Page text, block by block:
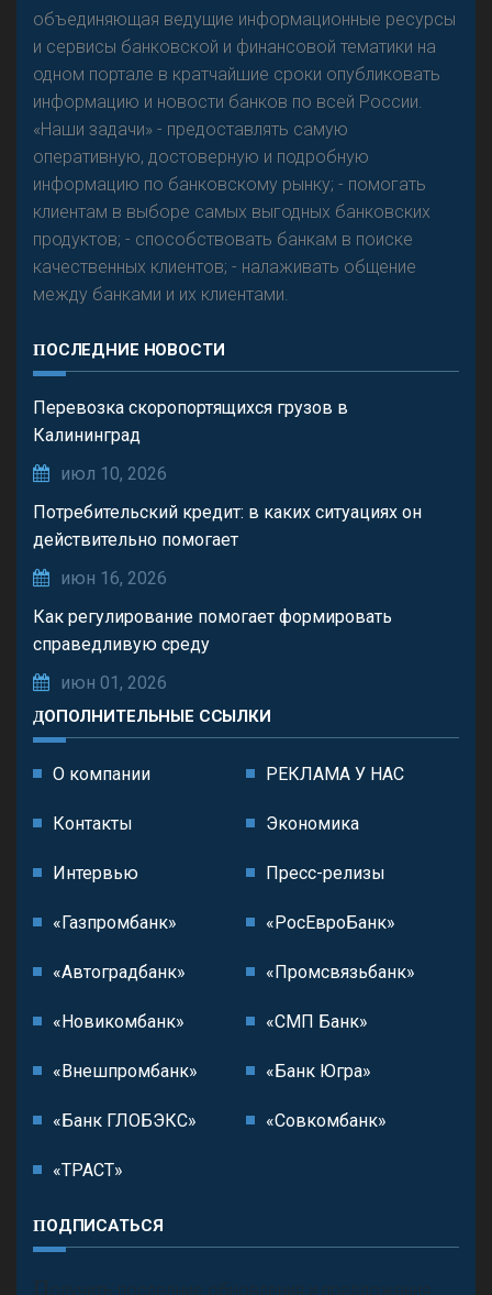
Резкого разворота на рынке автокредитов не
предвидится - «Интервью»
объединяющая ведущие информационные ресурсы
и сервисы банковской и финансовой тематики на
одном портале в кратчайшие сроки опубликовать
информацию и новости банков по всей России.
«Наши задачи» - предоставлять самую
оперативную, достоверную и подробную
информацию по банковскому рынку; - помогать
клиентам в выборе самых выгодных банковских
продуктов; - способствовать банкам в поиске
качественных клиентов; - налаживать общение
между банками и их клиентами.
ПОСЛЕДНИЕ НОВОСТИ
Перевозка скоропортящихся грузов в
Калининград
июл 10, 2026
Потребительский кредит: в каких ситуациях он
действительно помогает
июн 16, 2026
Как регулирование помогает формировать
справедливую среду
июн 01, 2026
ДОПОЛНИТЕЛЬНЫЕ ССЫЛКИ
О компании РЕКЛАМА У НАС
Контакты Экономика
Интервью Пресс-релизы
«Газпромбанк» «РосЕвроБанк»
«Автоградбанк» «Промсвязьбанк»
«Новикомбанк» «СМП Банк»
«Внешпромбанк» «Банк Югра»
«Банк ГЛОБЭКС» «Совкомбанк»
«ТРАСТ»
ПОДПИСАТЬСЯ
П олучить последние обновления и предложения.